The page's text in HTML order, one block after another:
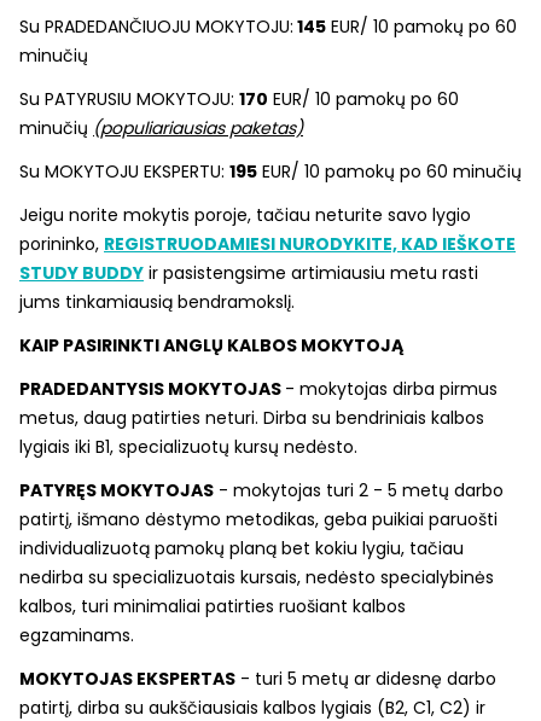
Su PRADEDANČIUOJU MOKYTOJU: 145 EUR/ 10 pamokų po 60
minučių
Su PATYRUSIU MOKYTOJU: 170 EUR/ 10 pamokų po 60
minučių (populiariausias paketas)
Su MOKYTOJU EKSPERTU: 195 EUR/ 10 pamokų po 60 minučių
Jeigu norite mokytis poroje, tačiau neturite savo lygio
porininko, REGISTRUODAMIESI NURODYKITE, KAD IEŠKOTE
STUDY BUDDY ir pasistengsime artimiausiu metu rasti
jums tinkamiausią bendramokslį.
KAIP PASIRINKTI ANGLŲ KALBOS MOKYTOJĄ
PRADEDANTYSIS MOKYTOJAS - mokytojas dirba pirmus
metus, daug patirties neturi. Dirba su bendriniais kalbos
lygiais iki B1, specializuotų kursų nedėsto.
PATYRĘS MOKYTOJAS - mokytojas turi 2 - 5 metų darbo
patirtį, išmano dėstymo metodikas, geba puikiai paruošti
individualizuotą pamokų planą bet kokiu lygiu, tačiau
nedirba su specializuotais kursais, nedėsto specialybinės
kalbos, turi minimaliai patirties ruošiant kalbos
egzaminams.
MOKYTOJAS EKSPERTAS - turi 5 metų ar didesnę darbo
patirtį, dirba su aukščiausiais kalbos lygiais (B2, C1, C2) ir